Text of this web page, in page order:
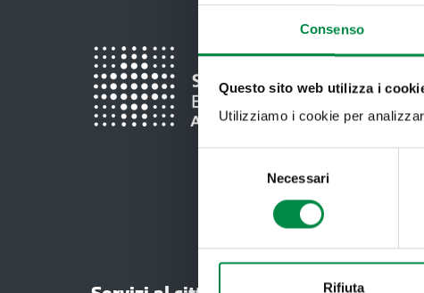
Consenso
Questo sito web utilizza i
Utilizziamo i cookie per
Necessari
Rifiuta